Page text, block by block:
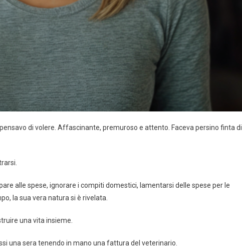
di volere. Affascinante, premuroso e attento. Faceva persino finta di
alle spese, ignorare i compiti domestici, lamentarsi delle spese per le
la sua vera natura si è rivelata.
una vita insieme.
una sera tenendo in mano una fattura del veterinario.